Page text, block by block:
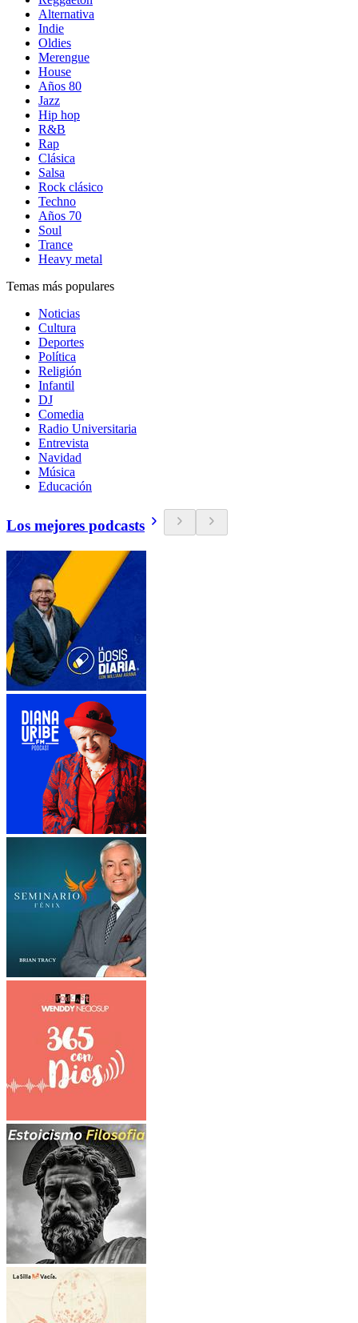
Alternativa
Indie
Oldies
Merengue
House
Años 80
Jazz
Hip hop
R&B
Rap
Clásica
Salsa
Rock clásico
Techno
Años 70
Soul
Trance
Heavy metal
Temas más populares
Noticias
Cultura
Deportes
Política
Religión
Infantil
DJ
Comedia
Radio Universitaria
Entrevista
Navidad
Música
Educación
Los mejores podcasts